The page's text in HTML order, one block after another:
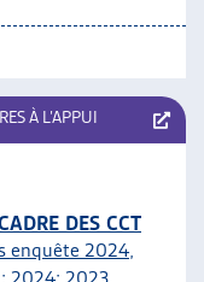
À L’APPUI
DES CCT
enquête 2024
2024; 2023